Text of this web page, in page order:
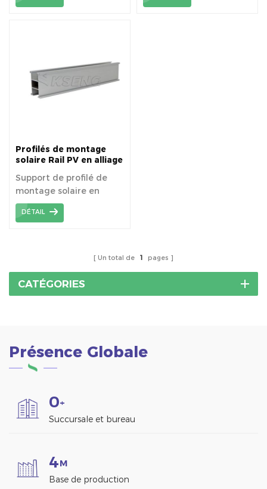
Profilés de montage
solaire Rail PV en alliage
Support de profilé de
montage solaire en
alliage d'aluminium
6005-T5—rails Pv.
DÉTAIL
Un total de 1 pages
CATÉGORIES
Présence Globale
0+
Succursale et bureau
4M
Base de production